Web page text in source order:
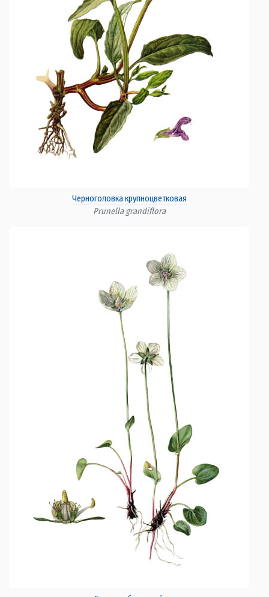
Черноголовка крупноцветковая
Prunella grandiflora